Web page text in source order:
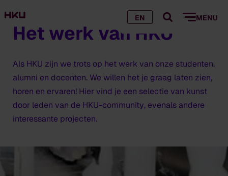
EN MENU
Het werk van HKU
Als HKU zijn we trots op het werk van onze studenten,
alumni en docenten. We willen het je graag laten zien,
horen en ervaren! Hier vind je een selectie van kunst
door leden van de HKU-community, evenals andere
interessante projecten.